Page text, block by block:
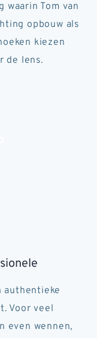
waarin Tom van
opbouw als
kiezen
de lens.
authentieke
Voor veel
even wennen,